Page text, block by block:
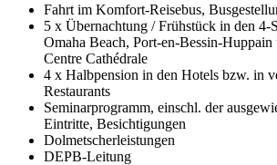
Fahrt im Komfort-Reisebus,
5 x Übernachtung / Frühstück in den 4-
Omaha Beach, Port-en-Bessin-
Centre Cathédrale
4 x Halbpension in den Hotels bzw. in
Restaurants
Seminarprogramm, einschl. der
Eintritte, Besichtigungen
Dolmetscherleistungen
DEPB-Leitung